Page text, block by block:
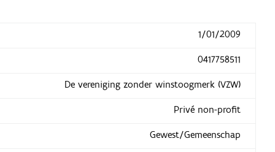
1/01/2009
0417758511
De vereniging zonder winstoogmerk (VZW)
Privé non-profit
Gewest/Gemeenschap